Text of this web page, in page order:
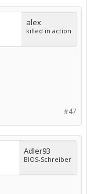
alex
killed in action
#47
Adler93
BIOS-Schreiber